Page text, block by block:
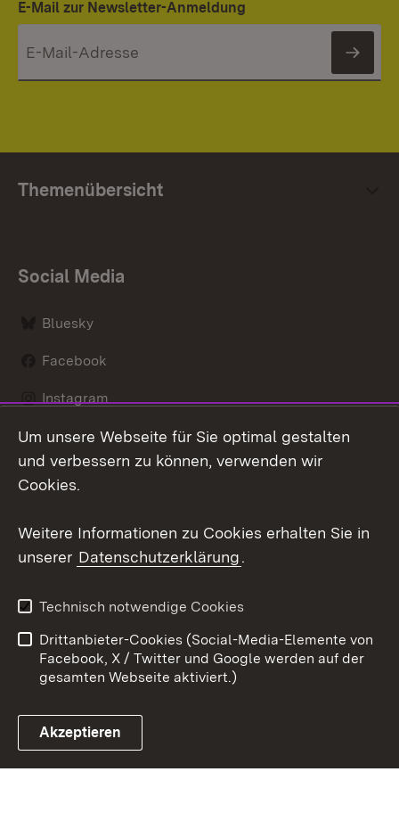
E-Mail zur Newsletter-Anmeldung
Themenübersicht
Social Media
Bluesky
Facebook
Instagram
LinkedIn
Link zum Landesportal
Datenschutz
Barrierefreiheit
Impressum
Cookies
Um unsere Webseite für Sie optimal gestalten
und verbessern zu können, verwenden wir
Cookies.
Weitere Informationen zu Cookies erhalten Sie in
unserer Datenschutzerklärung.
Technisch notwendige Cookies
Drittanbieter-Cookies (Social-Media-Elemente von
Facebook, X / Twitter und Google werden auf der
gesamten Webseite aktiviert.)
Akzeptieren